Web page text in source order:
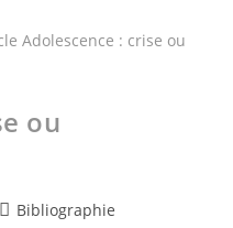
ou
Bibliographie